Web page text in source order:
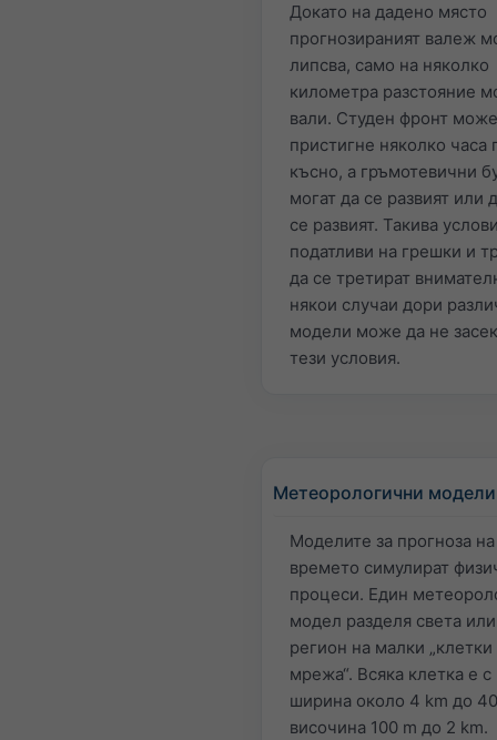
Докато на дадено място
прогнозираният валеж
липсва, само на няколко
километра разстояние
вали. Студен фронт
пристигне няколко часа
късно, а гръмотевични
могат да се развият или
се развият. Такива
податливи на грешки и
да се третират
някои случаи дори
модели може да не
тези условия.
Метеорологични модели
Моделите за прогноза на
времето симулират
процеси. Един
модел разделя света
регион на малки „клетки
мрежа“. Всяка клетка е с
ширина около 4 km до
височина 100 m до 2 km.